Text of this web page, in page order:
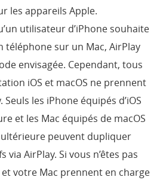
les appareils Apple.
utilisateur d’iPhone souhaite
téléphone sur un Mac, AirPlay
envisagée. Cependant, tous
iOS et macOS ne prennent
les iPhone équipés d’iOS
et les Mac équipés de macOS
peuvent dupliquer
via AirPlay. Si vous n’êtes pas
votre Mac prennent en charge